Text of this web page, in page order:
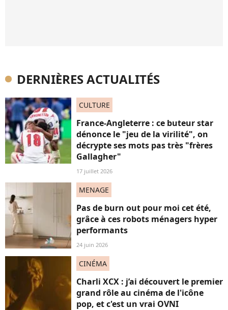
DERNIÈRES ACTUALITÉS
CULTURE
France-Angleterre : ce buteur star
dénonce le "jeu de la virilité", on
décrypte ses mots pas très "frères
Gallagher"
17 juillet 2026
MENAGE
Pas de burn out pour moi cet été,
grâce à ces robots ménagers hyper
performants
24 juin 2026
CINÉMA
Charli XCX : j’ai découvert le premier
grand rôle au cinéma de l'icône
pop, et c'est un vrai OVNI